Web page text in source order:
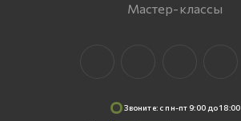
Мастер-классы
Звоните: c пн-пт 9:00 до 18:00